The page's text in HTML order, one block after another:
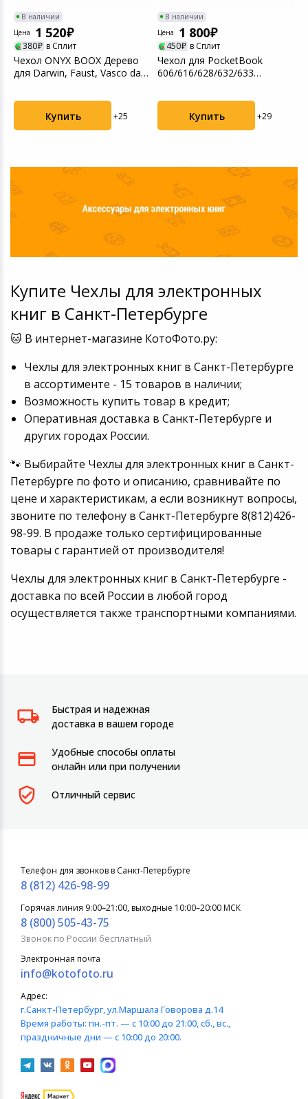
В наличии
Цена
1 520
380 в Сплит
Чехол ONYX BOOX Дерево
для Darwin, Faust, Vasco da
Купить +25
В наличии
Цена
1 800
450 в Сплит
Чехол для PocketBook
606/616/628/632/633
Купить +29
Купите Чехлы для электронных
книг в Санкт-Петербурге
🐱 В интернет-магазине КотоФото.ру:
Чехлы для электронных книг в Санкт-Петербурге
в ассортименте - 15 товаров в наличии;
Возможность купить товар в кредит;
Оперативная доставка в Санкт-Петербурге и
других городах России.
🐾 Выбирайте Чехлы для электронных книг в Санкт-
Петербурге по фото и описанию, сравнивайте по
цене и характеристикам, а если возникнут вопросы,
звоните по телефону в Санкт-Петербурге 8(812)426-
98-99. В продаже только сертифицированные
товары с гарантией от производителя!
Чехлы для электронных книг в Санкт-Петербурге -
доставка по всей России в любой город
осуществляется также транспортными компаниями.
Быстрая и надежная
доставка в вашем городе
Удобные способы оплаты
онлайн или при получении
Отличный сервис
Телефон для звонков в Санкт-Петербурге
8 (812) 426-98-99
Горячая линия 9:00–21:00, выходные 10:00–20:00 МСК
8 (800) 505-43-75
Звонок по России бесплатный
Электронная почта
info@kotofoto.ru
Адрес:
г.Санкт-Петербург, ул.Маршала Говорова д.14
Время работы: пн.-пт. — с 10:00 до 21:00, сб., вс.,
праздничные дни — с 10:00 до 20:00.